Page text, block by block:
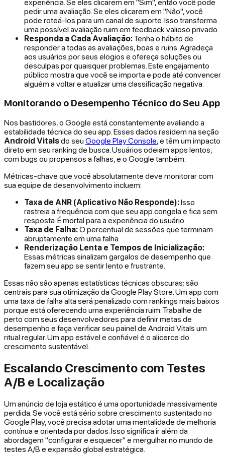
pedir uma avaliação. Se eles clicarem em "Não", você
pode roteá-los para um canal de suporte. Isso transforma
uma possível avaliação ruim em feedback valioso privado.
Responda a Cada Avaliação:Tenha o hábito de
responder a todas as avaliações, boas e ruins. Agradeça
aos usuários por seus elogios e ofereça soluções ou
desculpas por quaisquer problemas. Este engajamento
público mostra que você se importa e pode até convencer
alguém a voltar e atualizar uma classificação negativa.
Monitorando o Desempenho Técnico do Seu App
Nos bastidores, o Google está constantemente avaliando a
estabilidade técnica do seu app. Esses dados residem na seção
Android Vitalsdo seu Google Play Console, e têm um impacto
direto em seu ranking de busca. Usuários odeiam apps lentos,
com bugs ou propensos a falhas, e o Google também.
Métricas-chave que você absolutamente deve monitorar com
sua equipe de desenvolvimento incluem:
Taxa de ANR (Aplicativo Não Responde):Isso
rastreia a frequência com que seu app congela e fica sem
resposta. É mortal para a experiência do usuário.
Taxa de Falha:O percentual de sessões que terminam
abruptamente em uma falha.
Renderização Lenta e Tempos de Inicialização:
Essas métricas sinalizam gargalos de desempenho que
fazem seu app se sentir lento e frustrante.
Essas não são apenas estatísticas técnicas obscuras; são
centrais para sua otimização da Google Play Store. Um app com
uma taxa de falha alta será penalizado com rankings mais baixos
porque está oferecendo uma experiência ruim. Trabalhe de
perto com seus desenvolvedores para definir metas de
desempenho e faça verificar seu painel de Android Vitals um
ritual regular. Um app estável e confiável é o alicerce do
crescimento sustentável.
Escalando Crescimento com Testes
A/B e Localização
Um anúncio de loja estático é uma oportunidade massivamente
perdida. Se você está sério sobre crescimento sustentado no
Google Play, você precisa adotar uma mentalidade de melhoria
contínua e orientada por dados. Isso significa ir além da
abordagem "configurar e esquecer" e mergulhar no mundo de
testes A/B e expansão global estratégica.